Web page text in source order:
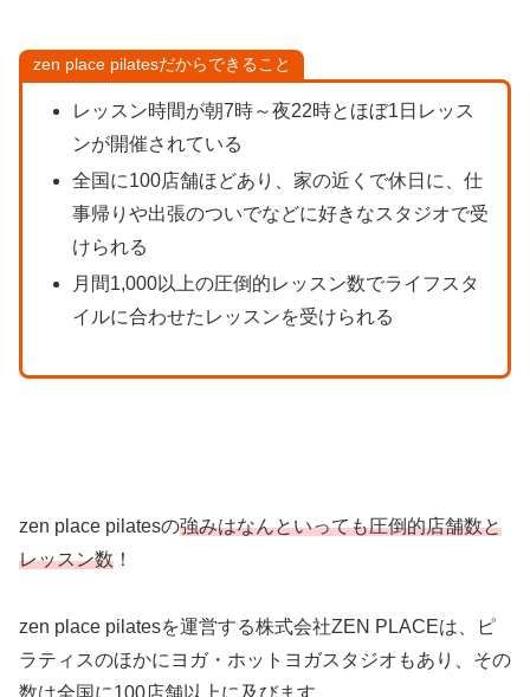
zen place pilatesだからできること
レッスン時間が朝7時～夜22時とほぼ1日レッス
ンが開催されている
全国に100店舗ほどあり、家の近くで休日に、仕
事帰りや出張のついでなどに好きなスタジオで受
けられる
月間1,000以上の圧倒的レッスン数でライフスタ
イルに合わせたレッスンを受けられる
zen place pilatesの強みはなんといっても圧倒的店舗数と
レッスン数 ！
zen place pilatesを運営する株式会社ZEN PLACEは、ピ
ラティスのほかにヨガ・ホットヨガスタジオもあり、その
数は全国に100店舗以上に及びます。